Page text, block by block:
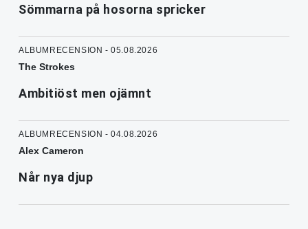
Sömmarna på hosorna spricker
ALBUMRECENSION - 05.08.2026
The Strokes
Ambitiöst men ojämnt
ALBUMRECENSION - 04.08.2026
Alex Cameron
Når nya djup